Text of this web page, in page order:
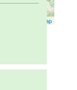
OpenStreetMap